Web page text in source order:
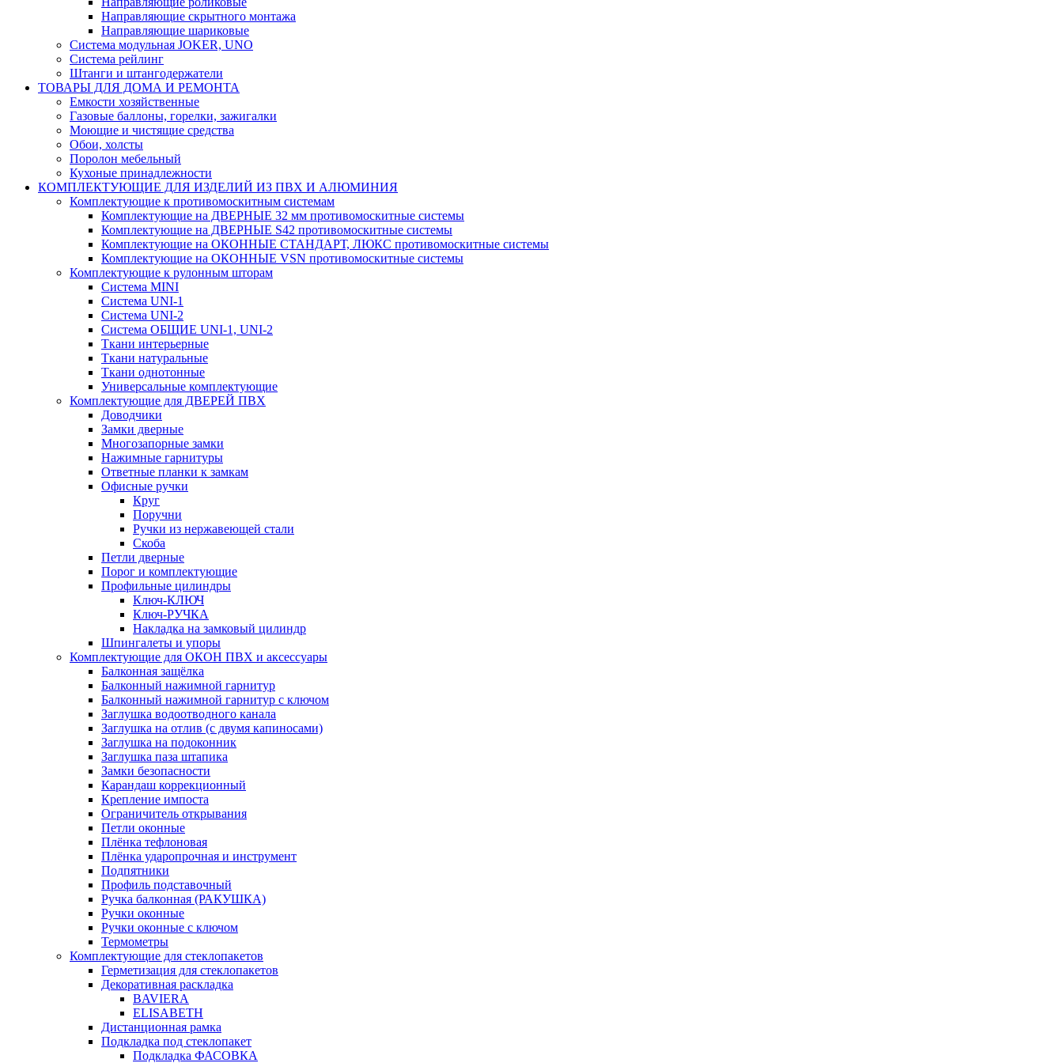
Направляющие скрытного монтажа
Направляющие шариковые
Система модульная JOKER, UNO
Система рейлинг
Штанги и штангодержатели
ТОВАРЫ ДЛЯ ДОМА И РЕМОНТА
Емкости хозяйственные
Газовые баллоны, горелки, зажигалки
Моющие и чистящие средства
Обои, холсты
Поролон мебельный
Кухоные принадлежности
КОМПЛЕКТУЮЩИЕ ДЛЯ ИЗДЕЛИЙ ИЗ ПВХ И АЛЮМИНИЯ
Комплектующие к противомоскитным системам
Комплектующие на ДВЕРНЫЕ 32 мм противомоскитные системы
Комплектующие на ДВЕРНЫЕ S42 противомоскитные системы
Комплектующие на ОКОННЫЕ СТАНДАРТ, ЛЮКС противомоскитные системы
Комплектующие на ОКОННЫЕ VSN противомоскитные системы
Комплектующие к рулонным шторам
Система MINI
Система UNI-1
Система UNI-2
Система ОБЩИЕ UNI-1, UNI-2
Ткани интерьерные
Ткани натуральные
Ткани однотонные
Универсальные комплектующие
Комплектующие для ДВЕРЕЙ ПВХ
Доводчики
Замки дверные
Многозапорные замки
Нажимные гарнитуры
Ответные планки к замкам
Офисные ручки
Круг
Поручни
Ручки из нержавеющей стали
Скоба
Петли дверные
Порог и комплектующие
Профильные цилиндры
Ключ-КЛЮЧ
Ключ-РУЧКА
Накладка на замковый цилиндр
Шпингалеты и упоры
Комплектующие для ОКОН ПВХ и аксессуары
Балконная защёлка
Балконный нажимной гарнитур
Балконный нажимной гарнитур с ключом
Заглушка водоотводного канала
Заглушка на отлив (с двумя капиносами)
Заглушка на подоконник
Заглушка паза штапика
Замки безопасности
Карандаш коррекционный
Крепление импоста
Ограничитель открывания
Петли оконные
Плёнка тефлоновая
Плёнка ударопрочная и инструмент
Подпятники
Профиль подставочный
Ручка балконная (РАКУШКА)
Ручки оконные
Ручки оконные с ключом
Термометры
Комплектующие для стеклопакетов
Герметизация для стеклопакетов
Декоративная раскладка
BAVIERA
ELISABETH
Дистанционная рамка
Подкладка под стеклопакет
Подкладка ФАСОВКА